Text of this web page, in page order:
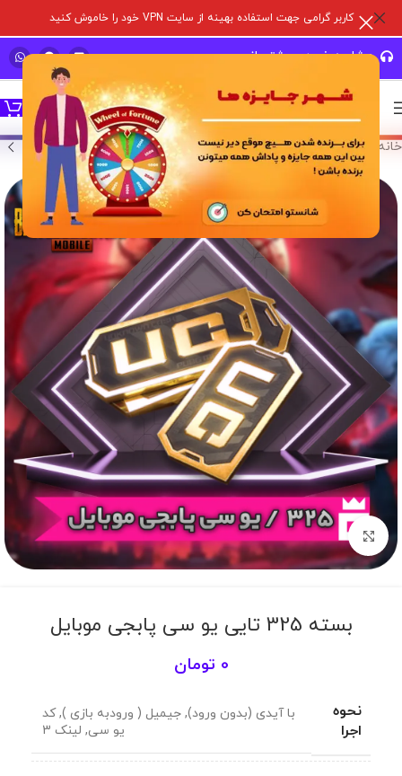
کاربر گرامی جهت استفاده بهینه از سایت VPN خود را خاموش کنید
مشاوره خرید و پشتیبانی سریع
خانه خدمات درون برنامه ای/پابجی موبایل / یو سی
برای بزرگنمایی کلیک کنید
بسته 325 تایی یو سی پابجی موبایل
0 تومان
نحوه
اجرا
با آیدی (بدون ورود), جیمیل ( ورودبه بازی ),کد
یو سی, لینک 3